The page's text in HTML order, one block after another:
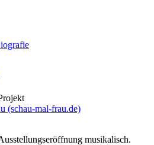
(schau-mal-frau.de)
musikalisch.